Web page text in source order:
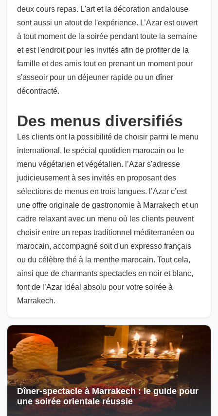
deux cours repas. L'art et la décoration andalouse
sont aussi un atout de l'expérience. L’Azar est ouvert
à tout moment de la soirée pendant toute la semaine
et est l'endroit pour les invités afin de profiter de la
famille et des amis tout en prenant un moment pour
s'asseoir pour un déjeuner rapide ou un dîner
décontracté.
Des menus diversifiés
Les clients ont la possibilité de choisir parmi le menu
international, le spécial quotidien marocain ou le
menu végétarien et végétalien. l’Azar s'adresse
judicieusement à ses invités en proposant des
sélections de menus en trois langues. l’Azar c’est
une offre originale de gastronomie à Marrakech et un
cadre relaxant avec un menu où les clients peuvent
choisir entre un repas traditionnel méditerranéen ou
marocain, accompagné soit d'un expresso français
ou du célèbre thé à la menthe marocain. Tout cela,
ainsi que de charmants spectacles en noir et blanc,
font de l’Azar idéal absolu pour votre soirée à
Marrakech.
Dîner-spectacle à Marrakech : le guide pour
une soirée orientale réussie